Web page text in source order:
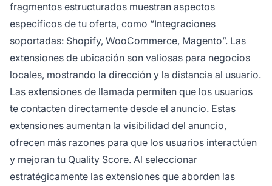
fragmentos estructurados muestran aspectos
específicos de tu oferta, como “Integraciones
soportadas: Shopify, WooCommerce, Magento”. Las
extensiones de ubicación son valiosas para negocios
locales, mostrando la dirección y la distancia al usuario.
Las extensiones de llamada permiten que los usuarios
te contacten directamente desde el anuncio. Estas
extensiones aumentan la visibilidad del anuncio,
ofrecen más razones para que los usuarios interactúen
y mejoran tu Quality Score. Al seleccionar
estratégicamente las extensiones que aborden las